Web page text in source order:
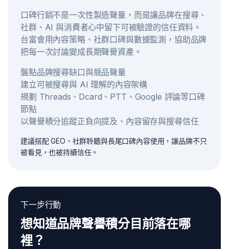
口碑行銷不是一次性製造聲量，而是讓品牌在搜尋、
社群、AI 與消費者心中留下可被驗證的信任資料。
台富會用內容策略、社群口碑與數據監測，協助品牌
把每一次討論變成長期聲譽資產。
盤點品牌搜尋缺口與競品聲量
建立可被搜尋與 AI 理解的內容架構
規劃 Threads、Dcard、PTT、Google 評論等口碑
節點
以聲譽積分追蹤正負向提及、內容留存與搜尋信任
建議搭配 GEO、社群聆聽與長尾口碑內容使用，讓品牌不只
被看見，也被持續信任。
下一步行動
想知道品牌聲譽積分目前落在哪
裡？